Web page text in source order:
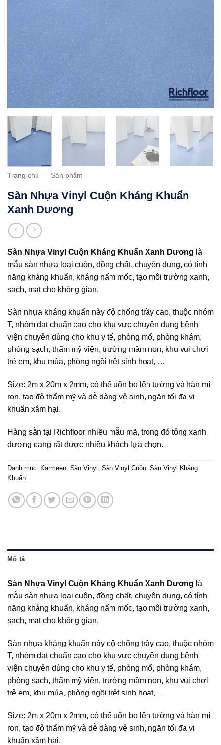
Trang chủ – Sản phẩm
Sàn Nhựa Vinyl Cuộn Kháng Khuẩn
Xanh Dương
Sàn Nhựa Vinyl Cuộn Kháng Khuẩn Xanh Dương là
mẫu sàn nhựa loại cuộn, đồng chất, chuyên dụng, có tính
năng kháng khuẩn, kháng nấm mốc, tạo môi trường xanh,
sạch, mát cho không gian.
Sàn nhựa kháng khuẩn này độ chống trầy cao, thuộc nhóm
T, nhóm đạt chuẩn cao cho khu vực chuyên dụng bệnh
viện chuyên dùng cho khu y tế, phòng mổ, phòng khám,
phòng sạch, thẩm mỹ viện, trường mầm non, khu vui chơi
trẻ em, khu múa, phòng ngồi trệt sinh hoạt, …
Size: 2m x 20m x 2mm, có thể uốn bo lên tường và hàn mí
ron, tạo độ thẩm mỹ và dễ dàng vệ sinh, ngăn tối đa vi
khuẩn xâm hại.
Hàng sẵn tại Richfloor nhiều mẫu mã, trong đó tông xanh
dương đang rất được nhiều khách lựa chọn.
Danh mục: Karmeen, Sàn Vinyl , Sàn Vinyl Cuộn, Sàn Vinyl Kháng
Khuẩn
Mô tả
Sàn Nhựa Vinyl Cuộn Kháng Khuẩn Xanh Dương là
mẫu sàn nhựa loại cuộn, đồng chất, chuyên dụng, có tính
năng kháng khuẩn, kháng nấm mốc, tạo môi trường xanh,
sạch, mát cho không gian.
Sàn nhựa kháng khuẩn này độ chống trầy cao, thuộc nhóm
T, nhóm đạt chuẩn cao cho khu vực chuyên dụng bệnh
viện chuyên dùng cho khu y tế, phòng mổ, phòng khám,
phòng sạch, thẩm mỹ viện, trường mầm non, khu vui chơi
trẻ em, khu múa, phòng ngồi trệt sinh hoạt, …
Size: 2m x 20m x 2mm, có thể uốn bo lên tường và hàn mí
ron, tạo độ thẩm mỹ và dễ dàng vệ sinh, ngăn tối đa vi
khuẩn xâm hại.